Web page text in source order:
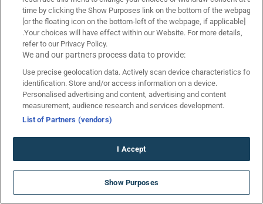
Προγνωστικά στοιχήματος
Στοιχηματικές Εταιρίες
Τζίροι Αγώνων
Πτώση Αποδόσεων
Livescore
SUMMERAKI2026 ΠΡΟΣΦΟΡΑ* ☀️
ΧΩΡΙΣ ΚΑΤΑΘΕΣΗ
time by clicking the Show Purposes link on the bottom of the webpage
[or the floating icon on the bottom-left of the webpage, if applicable]
.Your choices will have effect within our Website. For more details,
refer to our Privacy Policy.
We and our partners process data to provide:
Use precise geolocation data. Actively scan device characteristics for
identification. Store and/or access information on a device.
Personalised advertising and content, advertising and content
measurement, audience research and services development.
List of Partners (vendors)
I Accept
Show Purposes